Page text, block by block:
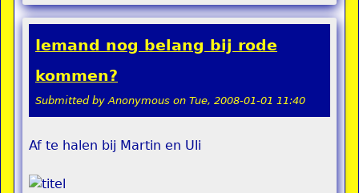
Iemand nog belang bij rode
kommen?
Submitted byAnonymous on Tue, 2008-01-01 11:40
Af te halen bij Martin en Uli